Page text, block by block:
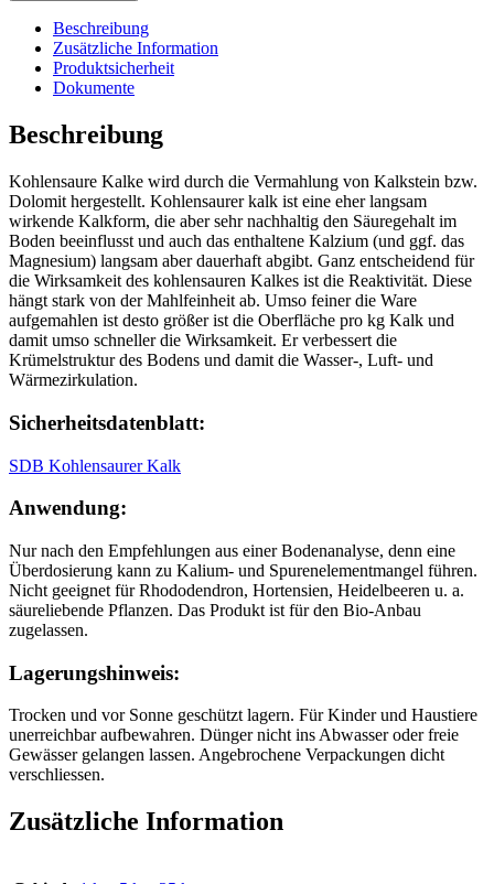
Beschreibung
Zusätzliche Information
Produktsicherheit
Dokumente
Beschreibung
Kohlensaure Kalke wird durch die Vermahlung von Kalkstein bzw.
Dolomit hergestellt. Kohlensaurer kalk ist eine eher langsam
wirkende Kalkform, die aber sehr nachhaltig den Säuregehalt im
Boden beeinflusst und auch das enthaltene Kalzium (und ggf. das
Magnesium) langsam aber dauerhaft abgibt. Ganz entscheidend für
die Wirksamkeit des kohlensauren Kalkes ist die Reaktivität. Diese
hängt stark von der Mahlfeinheit ab. Umso feiner die Ware
aufgemahlen ist desto größer ist die Oberfläche pro kg Kalk und
damit umso schneller die Wirksamkeit. Er verbessert die
Krümelstruktur des Bodens und damit die Wasser-, Luft- und
Wärmezirkulation.
Sicherheitsdatenblatt:
SDB Kohlensaurer Kalk
Anwendung:
Nur nach den Empfehlungen aus einer Bodenanalyse, denn eine
Überdosierung kann zu Kalium- und Spurenelementmangel führen.
Nicht geeignet für Rhododendron, Hortensien, Heidelbeeren u. a.
säureliebende Pflanzen. Das Produkt ist für den Bio-Anbau
zugelassen.
Lagerungshinweis:
Trocken und vor Sonne geschützt lagern. Für Kinder und Haustiere
unerreichbar aufbewahren. Dünger nicht ins Abwasser oder freie
Gewässer gelangen lassen. Angebrochene Verpackungen dicht
verschliessen.
Zusätzliche Information